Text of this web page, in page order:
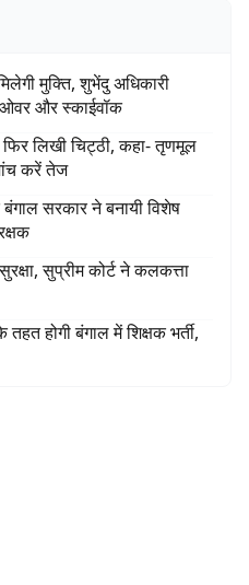
मुक्ति, शुभेंदु अधिकारी
और स्काईवॉक
लिखी चिट्ठी, कहा- तृणमूल
करें तेज
सरकार ने बनायी विशेष
सुप्रीम कोर्ट ने कलकत्ता
होगी बंगाल में शिक्षक भर्ती,